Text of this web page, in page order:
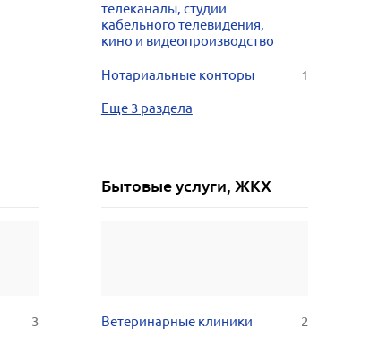
телеканалы, студии
кабельного телевидения,
кино и видеопроизводство
Нотариальные конторы 1
Еще 3 раздела
3
Бытовые услуги, ЖКХ
Ветеринарные клиники 2